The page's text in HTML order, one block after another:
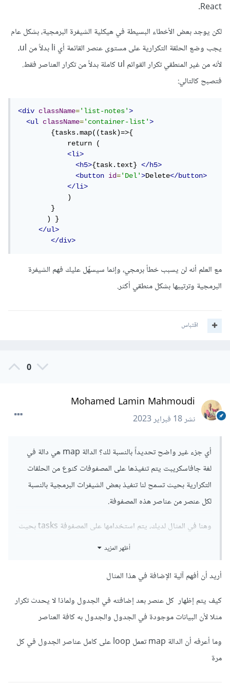
React.
لكن يوجد بعض الأخطاء البسيطة في هيكلية الشيفرة البرمجية، بشكل عام
يجب وضع الحلقة التكرارية على مستوى عنصر القائمة أي li بدلاً من ul،
لأنه من غير المنطقي تكرار القوائم ul كاملة بدلاً من تكرار العناصر فقط.
فتصبح كالتالي:
<div className='list-notes'>
<ul
className='container-list'>
        {tasks.map((task)=>{
            return (
<li>
<h5>{task.text} </h5>
<button
id='Del'>Delete</button>
</li>
            )
        }
       ) }
</ul>
</div>
مع العلم أنه لن يسبب خطأ برمجي، وإنما سيسهّل عليك فهم الشيفرة
البرمجية وترتيبها بشكل منطقي أكثر.
اقتباس
0
Mohamed Lamin Mahmoudi
نشر18 فبراير 2023
أي جزء غير واضح تحديداً بالنسبة لك؟ الدالة map هي دالة في
لغة جافاسكريبت يتم تنفيذها على المصفوفات كنوع من الحلقات
التكرارية بحيث تسمح لنا تنفيذ بعض الشيفرات البرمجية بالنسبة
لكل عنصر من عناصر هذه المصفوفة.
وهنا في المثال لديك، يتم استخدامها على المصفوفة tasks بحيث
تقوم بإظهار عناصر المصفوفة وعندما يتم إضافة أي عنصر جديد
يتوافق مع آلية عمل React.
لكن يوجد بعض الأخطاء البسيطة في هيكلية الشيفرة البرمجية،
بشكل عام يجب وضع الحلقة التكرارية على مستوى عنصر القائمة أي
تكرار العناصر فقط. فتصبح كالتالي:
أظهر المزيد
أريد أن أفهم آلية الإضافة في هذا المثال
كيف يتم إظهار كل عنصر بعد إضافته في الجدول ولماذا لا يحدث تكرار
مثلا لأن البيانات موجودة في الجدول والجدول به كافة العناصر
وما أعرفه أن الدالة map تعمل loop على كامل عناصر الجدول في كل
مرة